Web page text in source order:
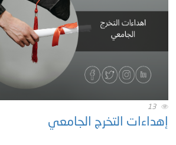
13
إهداءات التخرج الجامعي